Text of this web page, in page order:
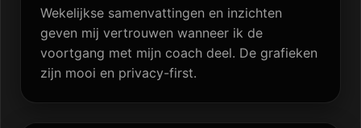
Wekelijkse samenvattingen en inzichten
geven mij vertrouwen wanneer ik de
voortgang met mijn coach deel. De grafieken
zijn mooi en privacy-first.